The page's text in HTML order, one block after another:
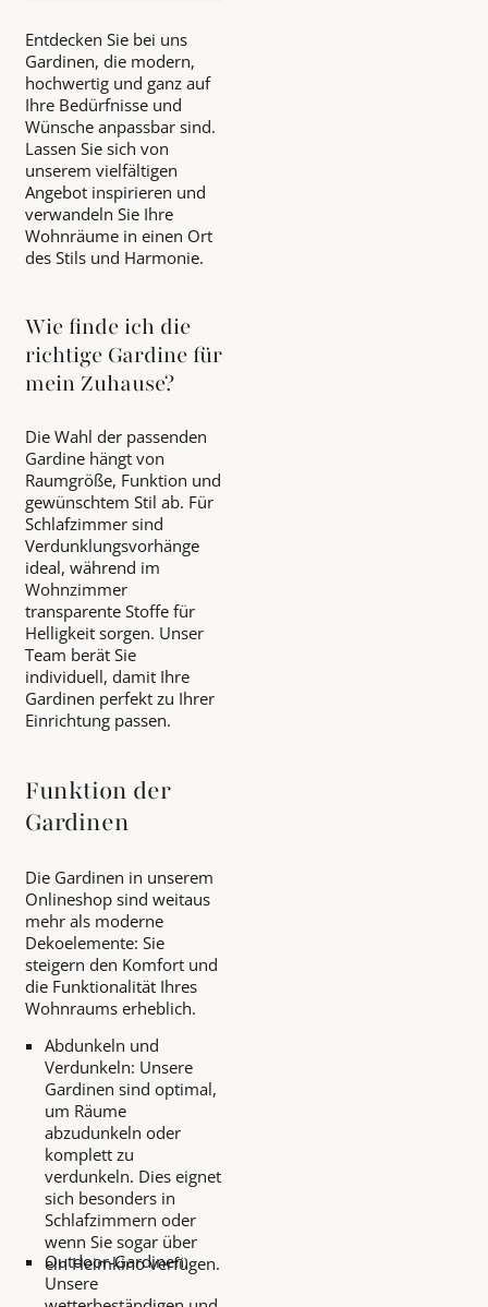
Entdecken Sie bei uns
Gardinen, die modern,
hochwertig und ganz auf
Ihre Bedürfnisse und
Wünsche anpassbar sind.
Lassen Sie sich von
unserem vielfältigen
Angebot inspirieren und
verwandeln Sie Ihre
Wohnräume in einen Ort
des Stils und Harmonie.
Wie finde ich die
richtige Gardine für
mein Zuhause?
Die Wahl der passenden
Gardine hängt von
Raumgröße, Funktion und
gewünschtem Stil ab. Für
Schlafzimmer sind
Verdunklungsvorhänge
ideal, während im
Wohnzimmer
transparente Stoffe für
Helligkeit sorgen. Unser
Team berät Sie
individuell, damit Ihre
Gardinen perfekt zu Ihrer
Einrichtung passen.
Funktion der
Gardinen
Die Gardinen in unserem
Onlineshop sind weitaus
mehr als moderne
Dekoelemente: Sie
steigern den Komfort und
die Funktionalität Ihres
Wohnraums erheblich.
Abdunkeln und
Verdunkeln: Unsere
Gardinen sind optimal,
um Räume
abzudunkeln oder
komplett zu
verdunkeln. Dies eignet
sich besonders in
Schlafzimmern oder
wenn Sie sogar über
ein Heimkino verfügen.
Outdoor-Gardinen:
Unsere